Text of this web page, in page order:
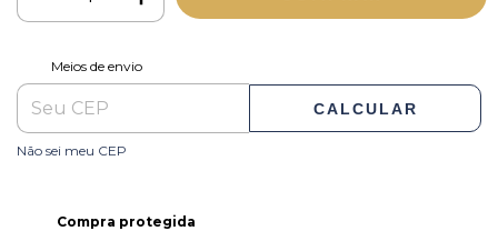
Entregas para o CEP:
Meios de envio
CALCULAR
Não sei meu CEP
Compra protegida